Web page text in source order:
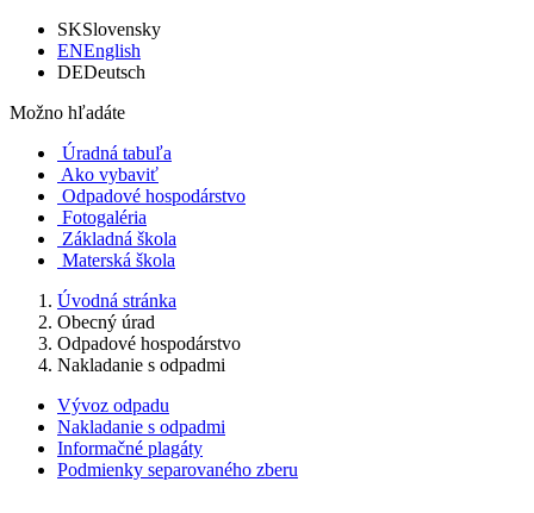
SKSlovensky
ENEnglish
DEDeutsch
Možno hľadáte
Úradná tabuľa
Ako vybaviť
Odpadové hospodárstvo
Fotogaléria
Základná škola
Materská škola
Úvodná stránka
Obecný úrad
Odpadové hospodárstvo
Nakladanie s odpadmi
Vývoz odpadu
Nakladanie s odpadmi
Informačné plagáty
Podmienky separovaného zberu